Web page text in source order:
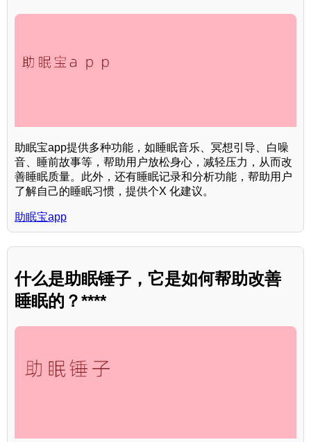
助眠宝app提供多种功能，如睡眠音乐、冥想引导、白噪
音、睡前故事等，帮助用户放松身心，减轻压力，从而改
善睡眠质量。此外，还有睡眠记录和分析功能，帮助用户
了解自己的睡眠习惯，提供个X 化建议。
助眠宝app
什么是助眠锤子，它是如何帮助改善
睡眠的？****